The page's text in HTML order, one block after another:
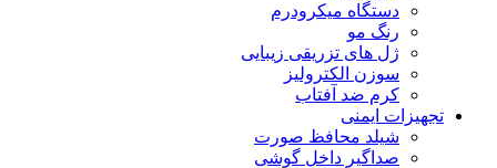
دستگاه میکرودرم
رنگ مو
ژل های تزریقی زیبایی
سوزن الکترولیز
کرم ضد آفتاب
تجهیزات ایمنی
شیلد محافظ صورت
صداگیر داخل گوشی